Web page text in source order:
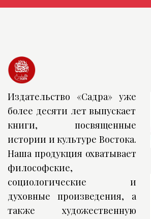
Издательство «Садра» уже
более десяти лет выпускает
книги, посвященные
истории и культуре Востока.
Наша продукция охватывает
философские,
социологические и
духовные произведения, а
также художественную